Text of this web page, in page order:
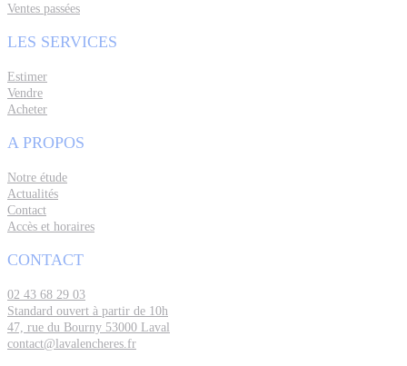
Ventes passées
LES SERVICES
Estimer
Vendre
Acheter
A PROPOS
Notre étude
Actualités
Contact
Accès et horaires
CONTACT
02 43 68 29 03
Standard ouvert à partir de 10h
47, rue du Bourny 53000 Laval
contact@lavalencheres.fr